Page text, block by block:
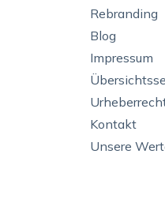
Rebranding
Blog
Impressum
Kontakt
Unsere